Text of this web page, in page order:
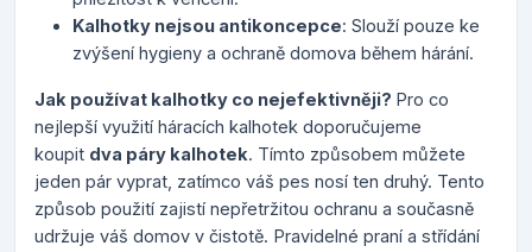
Kalhotky nejsou antikoncepce: Slouží pouze ke
zvýšení hygieny a ochraně domova během hárání.
Jak používat kalhotky co nejefektivněji? Pro co
nejlepší využití háracích kalhotek doporučujeme
koupit dva páry kalhotek. Tímto způsobem můžete
jeden pár vyprat, zatímco váš pes nosí ten druhý. Tento
způsob použití zajistí nepřetržitou ochranu a současně
udržuje váš domov v čistotě. Pravidelné praní a střídání